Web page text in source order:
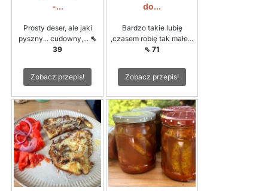
-...
Prosty deser, ale jaki
pyszny... cudowny,... ⇖
39
Zobacz przepis!
do...
Bardzo takie lubię
,czasem robię tak małe...
⇖ 71
Zobacz przepis!